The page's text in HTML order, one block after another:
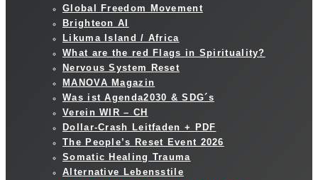
Global Freedom Movement
Brighteon AI
Likuma Island / Africa
What are the red Flags in Spirituality?
Nervous System Reset
MANOVA Magazin
Was ist Agenda2030 & SDG´s
Verein WIR – CH
Dollar-Crash Leitfaden + PDF
The People’s Reset Event 2026
Somatic Healing Trauma
Alternative Lebensstile